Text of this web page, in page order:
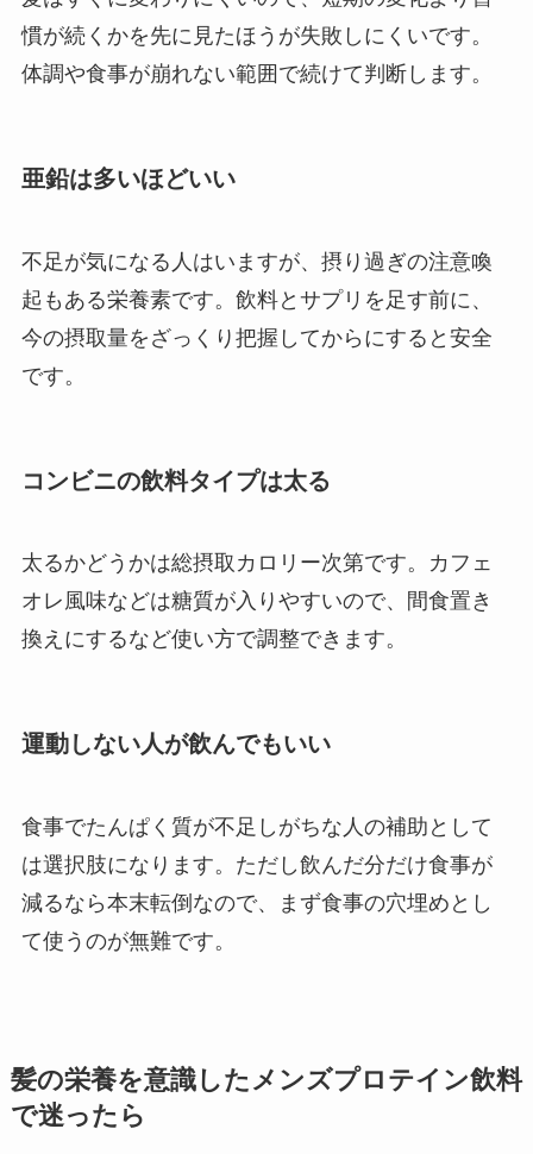
慣が続くかを先に見たほうが失敗しにくいです。
体調や食事が崩れない範囲で続けて判断します。
亜鉛は多いほどいい
不足が気になる人はいますが、摂り過ぎの注意喚
起もある栄養素です。飲料とサプリを足す前に、
今の摂取量をざっくり把握してからにすると安全
です。
コンビニの飲料タイプは太る
太るかどうかは総摂取カロリー次第です。カフェ
オレ風味などは糖質が入りやすいので、間食置き
換えにするなど使い方で調整できます。
運動しない人が飲んでもいい
食事でたんぱく質が不足しがちな人の補助として
は選択肢になります。ただし飲んだ分だけ食事が
減るなら本末転倒なので、まず食事の穴埋めとし
て使うのが無難です。
髪の栄養を意識したメンズプロテイン飲料
で迷ったら